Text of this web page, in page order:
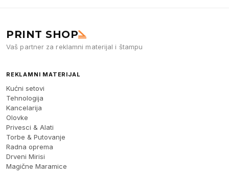
PRINT SHOP
Vaš partner za reklamni materijal i štampu
REKLAMNI MATERIJAL
Kućni setovi
Tehnologija
Kancelarija
Olovke
Privesci & Alati
Torbe & Putovanje
Radna oprema
Drveni Mirisi
Magične Maramice